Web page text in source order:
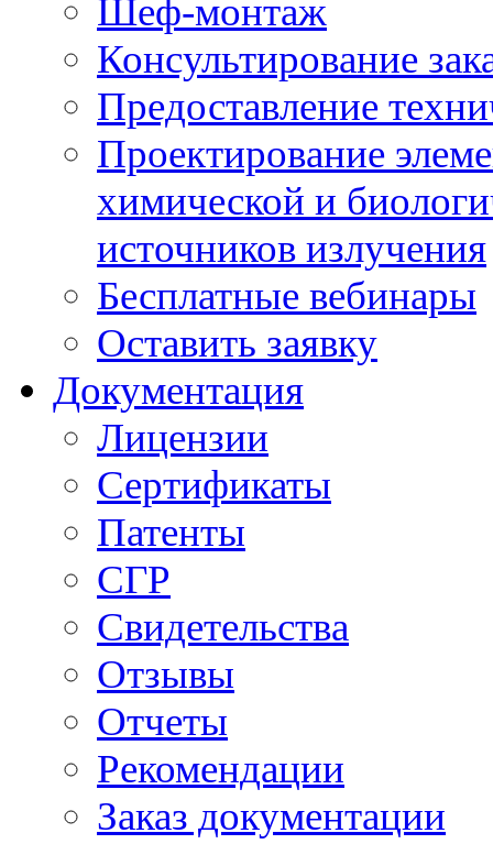
Шеф-монтаж
Консультирование
Предоставление
Проектирование
химической и
источников излучения
Бесплатные вебинары
Оставить заявку
Документация
Лицензии
Сертификаты
Патенты
СГР
Свидетельства
Отзывы
Отчеты
Рекомендации
Заказ документации